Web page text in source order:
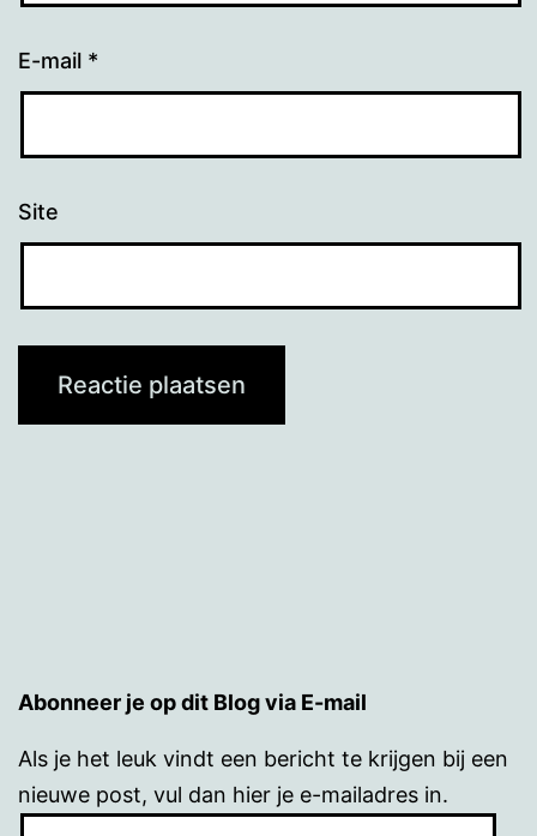
E-mail *
Site
Abonneer je op dit Blog via E-mail
Als je het leuk vindt een bericht te krijgen bij een
nieuwe post, vul dan hier je e-mailadres in.